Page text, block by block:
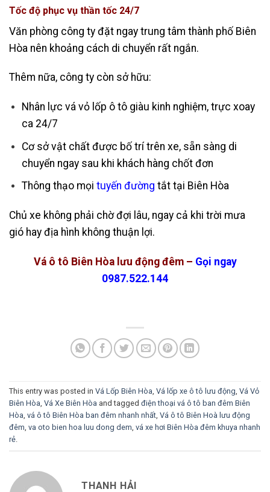
Tốc độ phục vụ thần tốc 24/7
Văn phòng công ty đặt ngay trung tâm thành phố Biên
Hòa nên khoảng cách di chuyển rất ngắn.
Thêm nữa, công ty còn sở hữu:
Nhân lực vá vỏ lốp ô tô giàu kinh nghiệm, trực xoay
ca 24/7
Cơ sở vật chất được bố trí trên xe, sẵn sàng di
chuyển ngay sau khi khách hàng chốt đơn
Thông thạo mọi tuyến đường tắt tại Biên Hòa
Chủ xe không phải chờ đợi lâu, ngay cả khi trời mưa
gió hay địa hình không thuận lợi.
Vá ô tô Biên Hòa lưu động đêm – Gọi ngay
0987.522.144
This entry was posted in Vá Lốp Biên Hòa, Vá lốp xe ô tô lưu động, Vá Vỏ
Biên Hòa, Vá Xe Biên Hòa and tagged điện thoại vá ô tô ban đêm Biên
Hòa, vá ô tô Biên Hòa ban đêm nhanh nhất, Vá ô tô Biên Hoà lưu động
đêm, va oto bien hoa luu dong dem, vá xe hơi Biên Hòa đêm khuya nhanh
rẻ.
THANH HẢI